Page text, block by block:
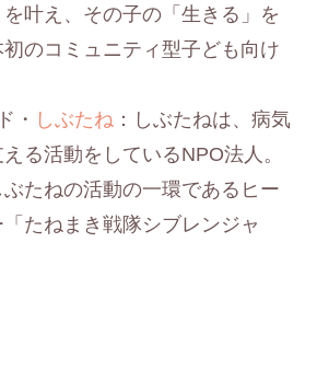
叶え、その子の「生きる」を
のコミュニティ型子ども向け
・ しぶたね：しぶたねは、病気
る活動をしているNPO法人。
たねの活動の一環であるヒー
たねまき戦隊シブレンジャ